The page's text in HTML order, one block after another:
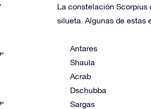
La constelación Scorpius
silueta. Algunas de estas
Antares
Shaula
Acrab
Dschubba
Sargas